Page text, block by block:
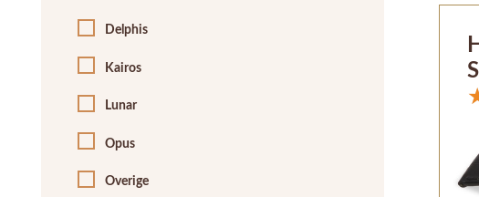
Delphis
Kairos
Lunar
Opus
Overige